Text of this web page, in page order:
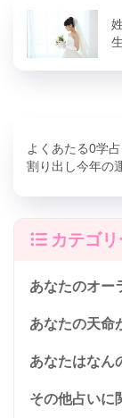
よくあたる0学
割り出し今年の
カテゴリ
あなたのオー
あなたの天命
あなたはなん
その他占いに